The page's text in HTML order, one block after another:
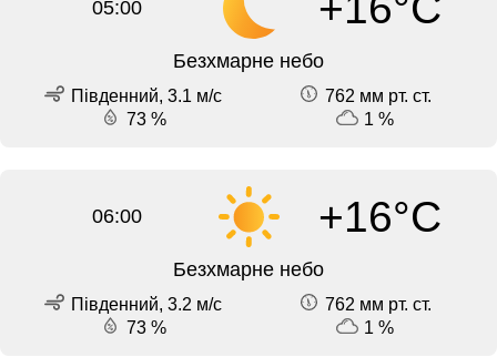
05:00
Безхмарне небо
Південний, 3.1 м/с
762 мм рт. ст.
73 %
1 %
06:00 +16°C
Безхмарне небо
Південний, 3.2 м/с
762 мм рт. ст.
73 %
1 %